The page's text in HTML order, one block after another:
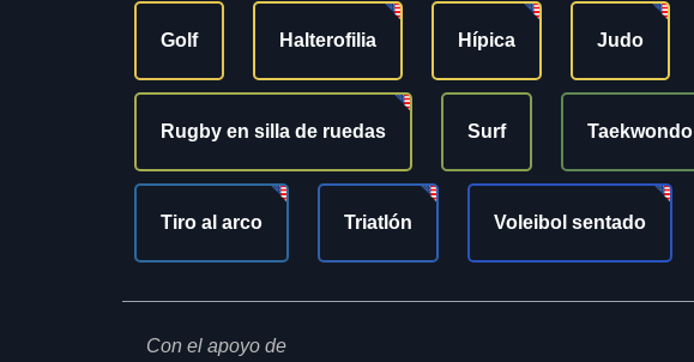
Golf Halterofilia Hípica Judo
Rugby en silla de ruedas Surf Taekwondo
Tiro al arco Triatlón Voleibol sentado
Con el apoyo de